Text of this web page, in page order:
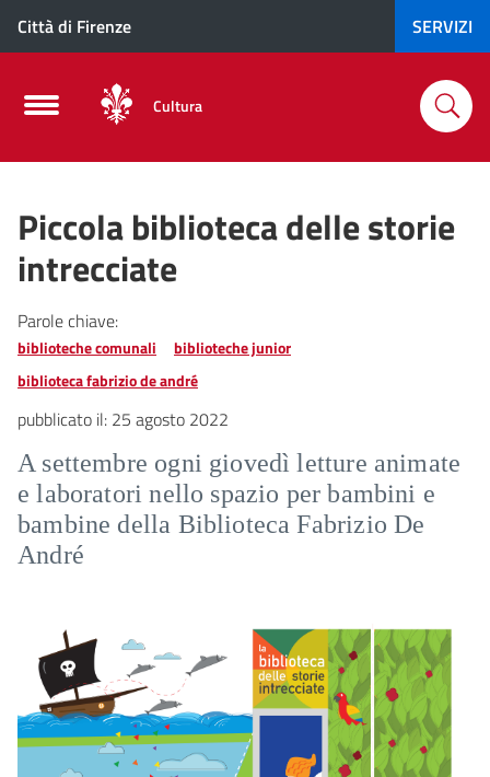
Città di Firenze SERVIZI
Cultura
Piccola biblioteca delle storie
intrecciate
Parole chiave:
biblioteche comunali
biblioteche junior
biblioteca fabrizio de andré
pubblicato il: 25 agosto 2022
A settembre ogni giovedì letture animate
e laboratori nello spazio per bambini e
bambine della Biblioteca Fabrizio De
André